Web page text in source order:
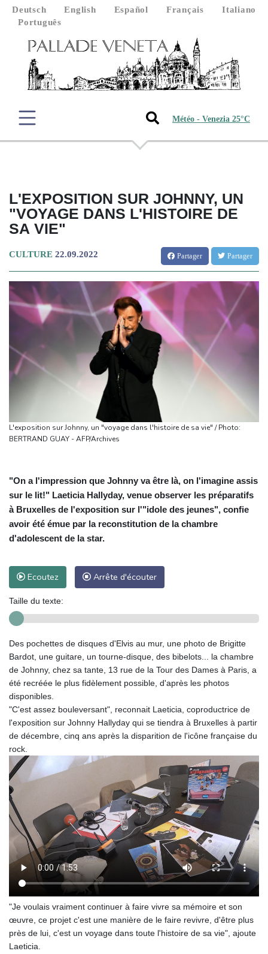
Deutsch English Español Français
Italiano
Português
Météo - Venezia 25°C
L'EXPOSITION SUR JOHNNY, UN
"VOYAGE DANS L'HISTOIRE DE
SA VIE"
CULTURE 22.09.2022 Partager Partager
L'exposition sur Johnny, un "voyage dans l'histoire de sa vie" / Photo:
BERTRAND GUAY - AFP/Archives
"On a l'impression que Johnny va être là, on l'imagine assis
sur le lit!" Laeticia Hallyday, venue observer les préparatifs
à Bruxelles de l'exposition sur l'"idole des jeunes", confie
avoir été émue par la reconstitution de la chambre
d'adolescent de la star.
Ecoutez Arrête d'écouter
Taille du texte:
Des pochettes de disques d'Elvis au mur, une photo de Brigitte
Bardot, une guitare, un tourne-disque, des bibelots... la chambre
de Johnny, chez sa tante, 13 rue de la Tour des Dames à Paris, a
été recréée le plus fidèlement possible, d'après les photos
disponibles.
"C'est assez bouleversant", reconnait Laeticia, coproductrice de
l'exposition sur Johnny Hallyday qui se tiendra à Bruxelles à partir
de décembre, cinq ans après la disparition de l'icône française du
rock.
"Je voulais vraiment continuer à faire vivre sa mémoire et son
œuvre, ce projet c'est une manière de le faire revivre, d'être plus
près de lui, c'est un voyage dans toute l'histoire de sa vie", ajoute
Laeticia.